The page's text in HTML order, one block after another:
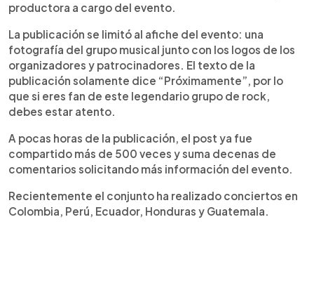
productora a cargo del evento.
La publicación se limitó al afiche del evento: una
fotografía del grupo musical junto con los logos de los
organizadores y patrocinadores. El texto de la
publicación solamente dice “Próximamente”, por lo
que si eres fan de este legendario grupo de rock,
debes estar atento.
A pocas horas de la publicación, el post ya fue
compartido más de 500 veces y suma decenas de
comentarios solicitando más información del evento.
Recientemente el conjunto ha realizado conciertos en
Colombia, Perú, Ecuador, Honduras y Guatemala.